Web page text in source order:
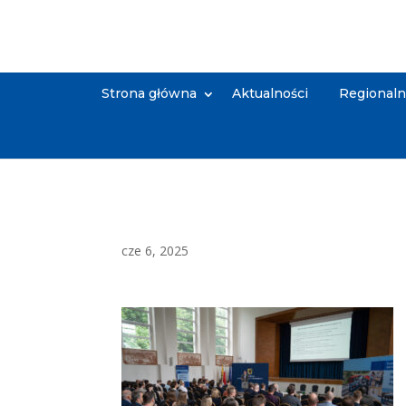
Strona główna Aktualności
cze 6, 2025